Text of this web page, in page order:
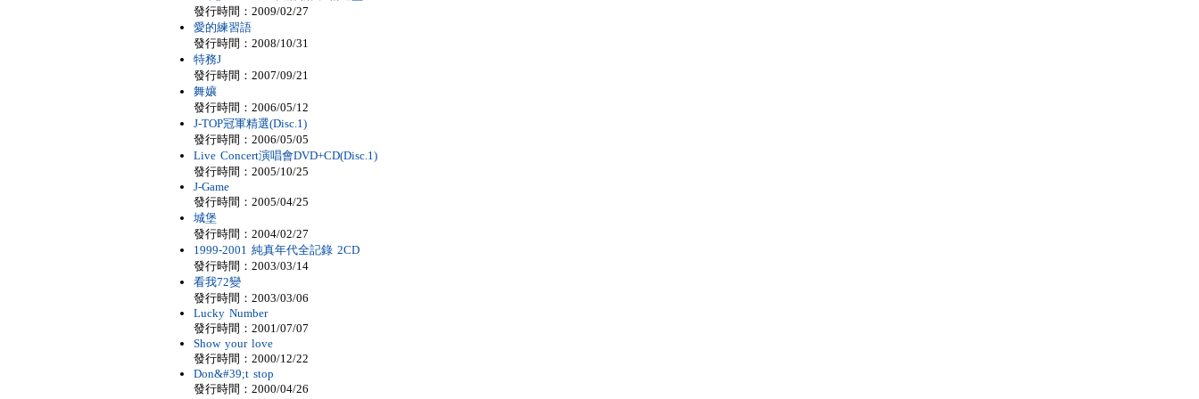
發行時間：2009/02/27
愛的練習語
發行時間：2008/10/31
特務J
發行時間：2007/09/21
舞孃
發行時間：2006/05/12
J-TOP冠軍精選(Disc.1)
發行時間：2006/05/05
Live Concert演唱會DVD+CD(Disc.1)
發行時間：2005/10/25
J-Game
發行時間：2005/04/25
城堡
發行時間：2004/02/27
1999-2001 純真年代全記錄 2CD
發行時間：2003/03/14
看我72變
發行時間：2003/03/06
Lucky Number
發行時間：2001/07/07
Show your love
發行時間：2000/12/22
Don&#39;t stop
發行時間：2000/04/26